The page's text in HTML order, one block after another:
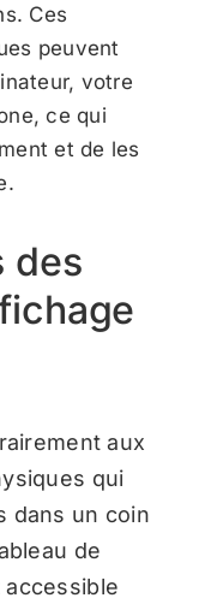
Ces
peuvent
votre
ce qui
et de les
des
aux
qui
dans un coin
de